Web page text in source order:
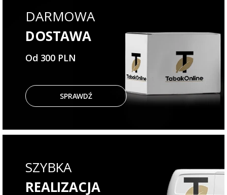
DARMOWA
DOSTAWA
Od 300 PLN
SPRAWDŹ
SZYBKA
REALIZACJA